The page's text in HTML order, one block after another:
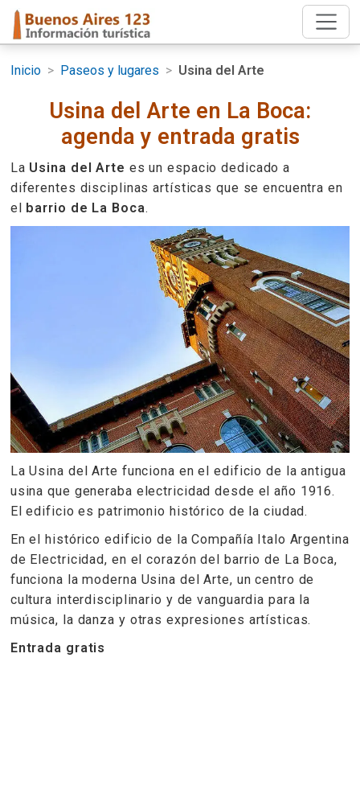
Inicio > Paseos y lugares > Usina del Arte
Usina del Arte en La Boca:
agenda y entrada gratis
La Usina del Arte es un espacio dedicado a
diferentes disciplinas artísticas que se encuentra en
el
barrio de La Boca.
La Usina del Arte funciona en el edificio de la antigua
usina que generaba electricidad desde el año 1916.
El edificio es patrimonio histórico de la ciudad.
En el histórico edificio de la Compañía Italo Argentina
de Electricidad, en el corazón del barrio de La Boca,
funciona la moderna Usina del Arte, un centro de
cultura interdisciplinario y de vanguardia para la
música, la danza y otras expresiones artísticas.
Entrada gratis